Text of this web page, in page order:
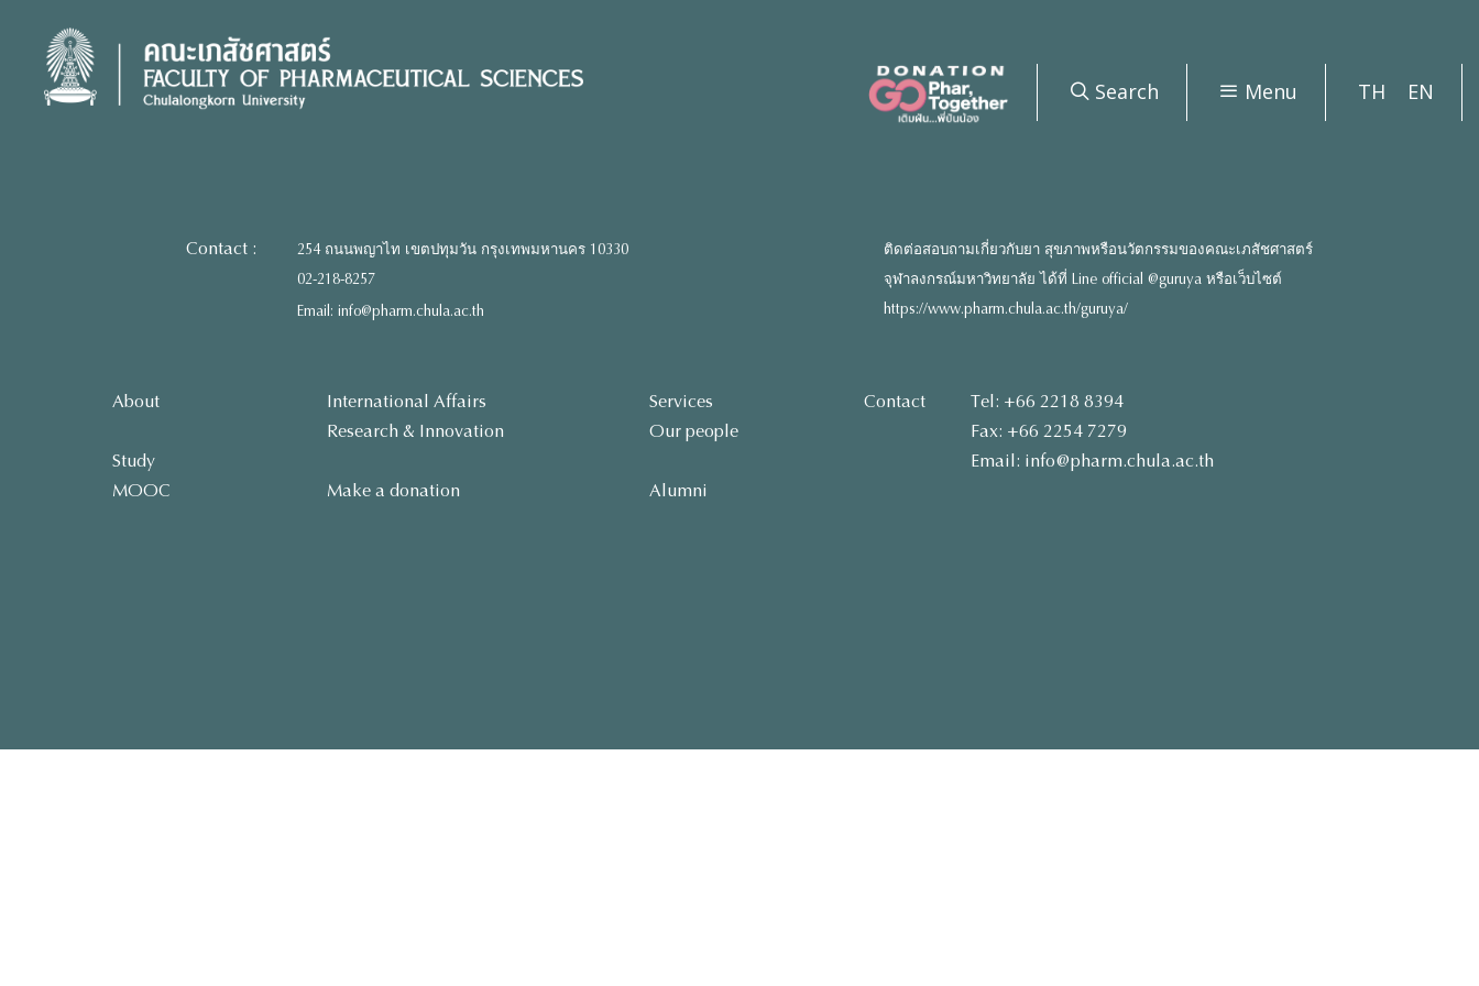
content
Search Menu TH EN
Contact :
254 ถนนพญาไท เขตปทุมวัน กรุงเทพมหานคร 10330
02-218-8257
Email: info@pharm.chula.ac.th
ติดต่อสอบถามเกี่ยวกับยา สุขภาพหรือนวัตกรรมของคณะเภสัชศาสตร์
จุฬาลงกรณ์มหาวิทยาลัย ได้ที่ Line official @guruya หรือเว็บไซต์
https://www.pharm.chula.ac.th/guruya/
About
Study
MOOC
International Affairs
Research & Innovation
Make a donation
Services
Our people
Alumni
Contact
Tel: +66 2218 8394
Fax: +66 2254 7279
Email: info@pharm.chula.ac.th